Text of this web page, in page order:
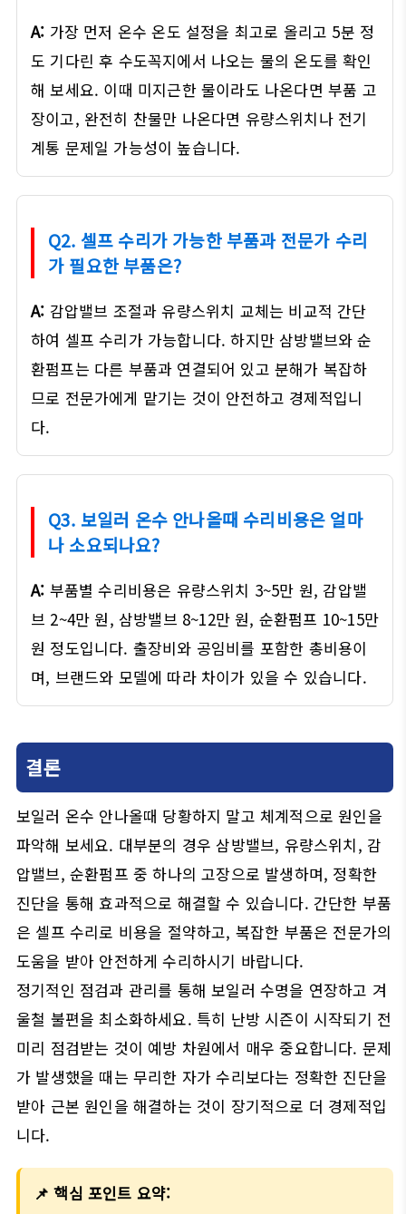
A: 가장 먼저 온수 온도 설정을 최고로 올리고 5분 정
도 기다린 후 수도꼭지에서 나오는 물의 온도를 확인
해 보세요. 이때 미지근한 물이라도 나온다면 부품 고
장이고, 완전히 찬물만 나온다면 유량스위치나 전기
계통 문제일 가능성이 높습니다.
Q2. 셀프 수리가 가능한 부품과 전문가 수리
가 필요한 부품은?
A: 감압밸브 조절과 유량스위치 교체는 비교적 간단
하여 셀프 수리가 가능합니다. 하지만 삼방밸브와 순
환펌프는 다른 부품과 연결되어 있고 분해가 복잡하
므로 전문가에게 맡기는 것이 안전하고 경제적입니
다.
Q3. 보일러 온수 안나올때 수리비용은 얼마
나 소요되나요?
A: 부품별 수리비용은 유량스위치 3~5만 원, 감압밸
브 2~4만 원, 삼방밸브 8~12만 원, 순환펌프 10~15만
원 정도입니다. 출장비와 공임비를 포함한 총비용이
며, 브랜드와 모델에 따라 차이가 있을 수 있습니다.
결론
보일러 온수 안나올때 당황하지 말고 체계적으로 원인을
파악해 보세요. 대부분의 경우 삼방밸브, 유량스위치, 감
압밸브, 순환펌프 중 하나의 고장으로 발생하며, 정확한
진단을 통해 효과적으로 해결할 수 있습니다. 간단한 부품
은 셀프 수리로 비용을 절약하고, 복잡한 부품은 전문가의
도움을 받아 안전하게 수리하시기 바랍니다.
정기적인 점검과 관리를 통해 보일러 수명을 연장하고 겨
울철 불편을 최소화하세요. 특히 난방 시즌이 시작되기 전
미리 점검받는 것이 예방 차원에서 매우 중요합니다. 문제
가 발생했을 때는 무리한 자가 수리보다는 정확한 진단을
받아 근본 원인을 해결하는 것이 장기적으로 더 경제적입
니다.
📌 핵심 포인트 요약: